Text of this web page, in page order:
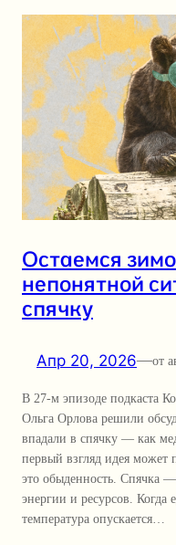
Остаемся
непонятной
спячку
Апр 20, 2026—от
В 27-м эпизоде подкаста
Ольга Орлова решили
впадали в спячку — как
первый взгляд идея может
это обыденность. Спячка
энергии и ресурсов. Когда
температура опускается…